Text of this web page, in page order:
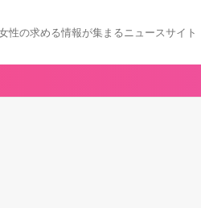
性の求める情報が集まるニュースサイト